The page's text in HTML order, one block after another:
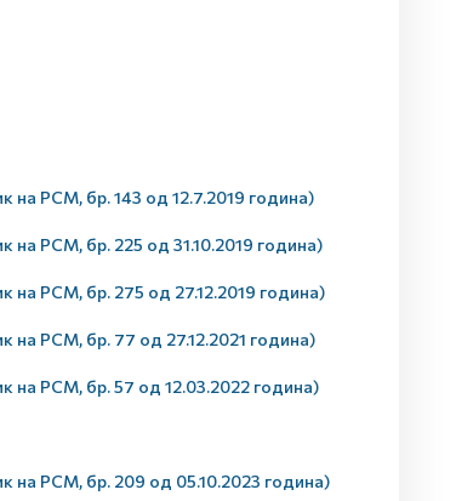
на РСМ, бр. 143 од 12.7.2019 година)
на РСМ, бр. 225 од 31.10.2019 година)
на РСМ, бр. 275 од 27.12.2019 година)
на РСМ, бр. 77 од 27.12.2021 година)
на РСМ, бр. 57 од 12.03.2022 година)
на РСМ, бр. 209 од 05.10.2023 година)